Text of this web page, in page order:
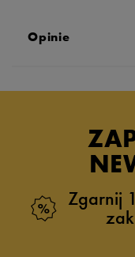
Opinie
Zgarnij